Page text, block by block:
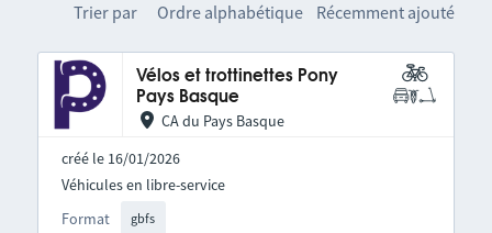
Trier par Ordre alphabétique Récemment ajouté
Vélos et trottinettes Pony
Pays Basque
CA du Pays Basque
créé le 16/01/2026
Format gbfs
Véhicules en libre-service